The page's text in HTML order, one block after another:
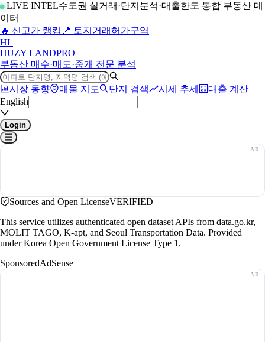
LIVE INTEL수도권 실거래·단지분석·대출한도 통합 부동산 데
이터
🔥 신고가 랭킹 📍 토지거래허가구역
HL
HUZY LANDPRO
부동산 매수·매도·중개 전문 분석
시장 동향 매물 지도 단지 검색 시세 추세
대출 계산
English
Login
Sources and Open LicenseVERIFIED
This service utilizes authenticated open dataset APIs from data.go.kr,
MOLIT TAGO, K-apt, and Seoul Transportation Data. Provided
under Korea Open Government License Type 1.
SponsoredAdSense